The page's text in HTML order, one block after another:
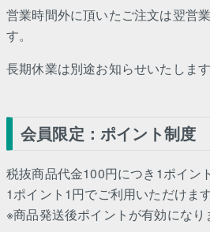
営業時間外に頂いたご注文は翌営
す。
長期休業は別途お知らせいたします
会員限定：ポイント制度
税抜商品代金100円につき1ポイン
1ポイント1円でご利用いただけます
※商品発送後ポイントが有効になり